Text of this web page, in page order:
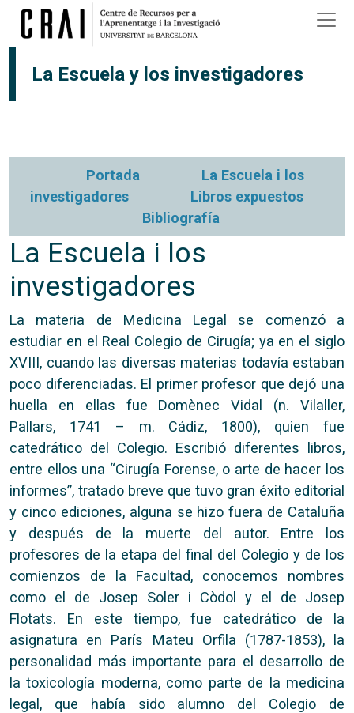
Pasar al contenido principal
La Escuela y los investigadores
Portada
La Escuela i los
investigadores
Libros expuestos
Bibliografía
La Escuela i los
investigadores
La materia de Medicina Legal se comenzó a
estudiar en el Real Colegio de Cirugía; ya en el siglo
XVIII, cuando las diversas materias todavía estaban
poco diferenciadas. El primer profesor que dejó una
huella en ellas fue Domènec Vidal (n. Vilaller,
Pallars, 1741 – m. Cádiz, 1800), quien fue
catedrático del Colegio. Escribió diferentes libros,
entre ellos una “Cirugía Forense, o arte de hacer los
informes”, tratado breve que tuvo gran éxito editorial
y cinco ediciones, alguna se hizo fuera de Cataluña
y después de la muerte del autor. Entre los
profesores de la etapa del final del Colegio y de los
comienzos de la Facultad, conocemos nombres
como el de Josep Soler i Còdol y el de Josep
Flotats. En este tiempo, fue catedrático de la
asignatura en París Mateu Orfila (1787-1853), la
personalidad más importante para el desarrollo de
la toxicología moderna, como parte de la medicina
legal, que había sido alumno del Colegio de